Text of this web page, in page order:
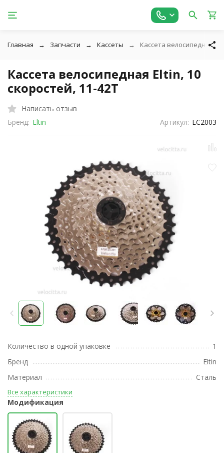
Главная Запчасти Кассеты Кассета велосипедная
Кассета велосипедная Eltin, 10
скоростей, 11-42T
Написать отзыв
Бренд: Eltin Артикул: EC2003
Количество в одной упаковке
1
Бренд
Eltin
Материал
Сталь
Все характеристики
Модификация